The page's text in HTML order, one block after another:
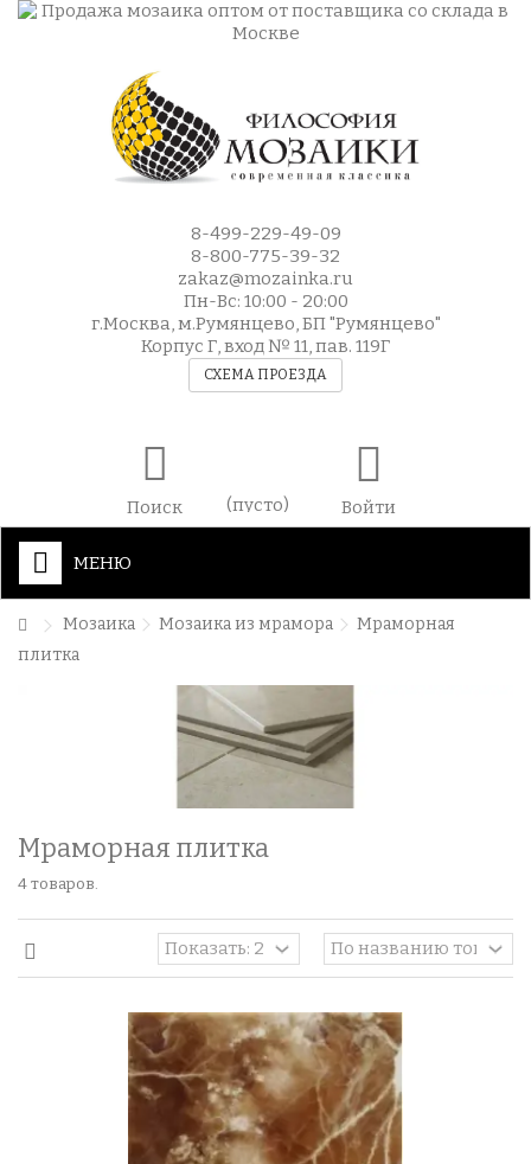
8-499-229-49-09
8-800-775-39-32
zakaz@mozainka.ru
Пн-Вс: 10:00 - 20:00
г.Москва, м.Румянцево, БП "Румянцево"
Корпус Г, вход № 11, пав. 119Г
СХЕМА ПРОЕЗДА
Поиск (пусто) Войти
МЕНЮ
Мозаика Мозаика из мрамора
Мраморная
плитка
Мраморная плитка
4 товаров.